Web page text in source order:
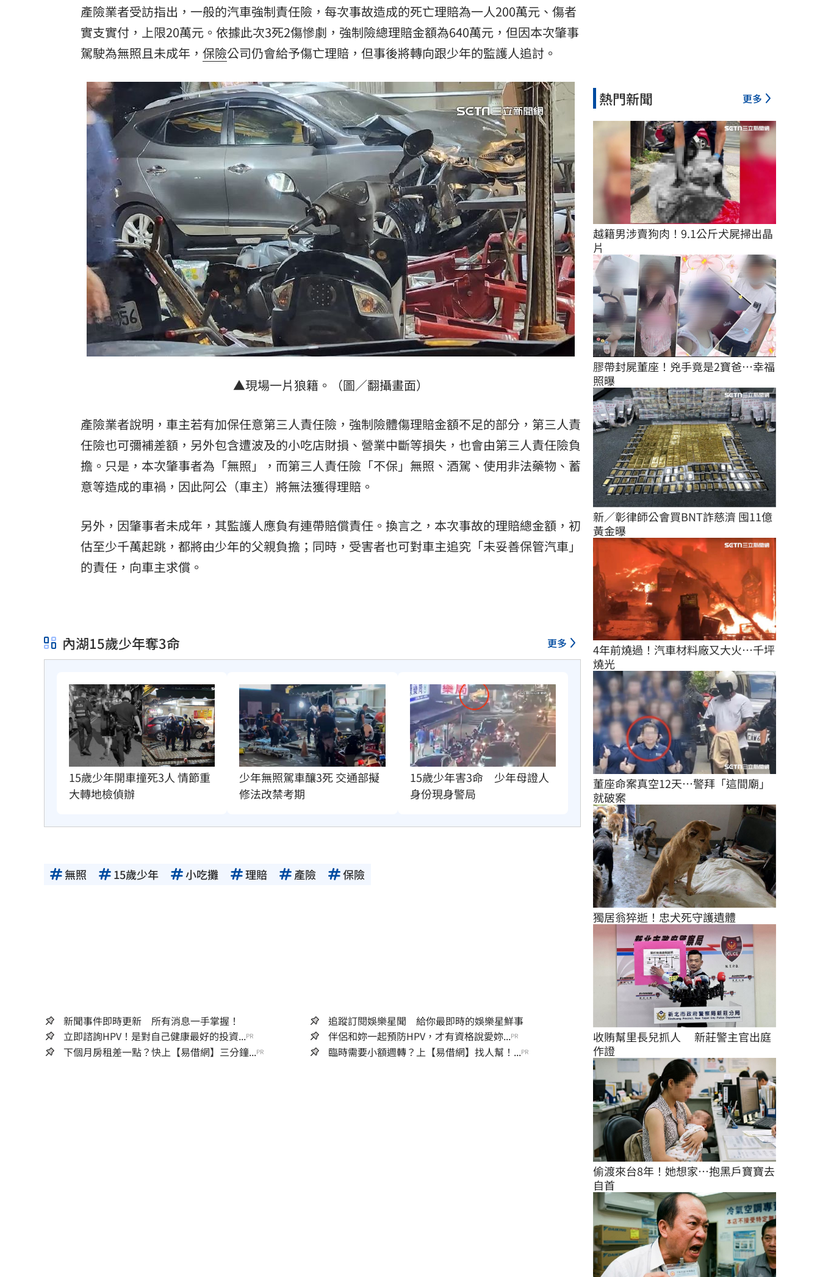
產險業者受訪指出，一般的汽車強制責任險，每次事故造成的死亡理賠為一人200萬元、傷者
實支實付，上限20萬元。依據此次3死2傷慘劇，強制險總理賠金額為640萬元，但因本次肇事
駕駛為無照且未成年， 保險公司仍會給予傷亡理賠，但事後將轉向跟少年的監護人追討。
▲現場一片狼籍。（圖／翻攝畫面）
產險業者說明，車主若有加保任意第三人責任險，強制險體傷理賠金額不足的部分，第三人責
任險也可彌補差額，另外包含遭波及的小吃店財損、營業中斷等損失，也會由第三人責任險負
擔。只是，本次肇事者為「無照」，而第三人責任險「不保」無照、酒駕、使用非法藥物、蓄
意等造成的車禍，因此阿公（車主）將無法獲得理賠。
另外，因肇事者未成年，其監護人應負有連帶賠償責任。換言之，本次事故的理賠總金額，初
估至少千萬起跳，都將由少年的父親負擔；同時，受害者也可對車主追究「未妥善保管汽車」
的責任，向車主求償。
內湖15歲少年奪3命 更多
15歲少年開車撞死3人 情節重
大轉地檢偵辦
少年無照駕車釀3死 交通部擬
修法改禁考期
15歲少年害3命　少年母證人
身份現身警局
無照 15歲少年 小吃攤 理賠 產險 保險
新聞事件即時更新 所有消息一手掌握！
追蹤訂閱娛樂星聞 給你最即時的娛樂星鮮事
立即諮詢HPV！是對自己健康最好的投資...PR 伴侶和妳一起預防HPV，才有資格說愛妳...PR
下個月房租差一點？快上【易借網】三分鐘...PR 臨時需要小額週轉？上【易借網】找人幫！...PR
熱門新聞 更多
越籍男涉賣狗肉！9.1公斤犬屍掃出晶
片
膠帶封屍董座！兇手竟是2寶爸…幸福
照曝
新／彰律師公會買BNT詐慈濟 囤11億
黃金曝
4年前燒過！汽車材料廠又大火…千坪
燒光
董座命案真空12天…警拜「這間廟」
就破案
獨居翁猝逝！忠犬死守護遺體
收賄幫里長兒抓人 　新莊警主官出庭
作證
偷渡來台8年！她想家…抱黑戶寶寶去
自首